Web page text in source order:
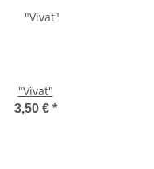
"Vivat"
3,50 € *